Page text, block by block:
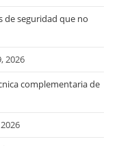
de seguridad que no
2026
complementaria de